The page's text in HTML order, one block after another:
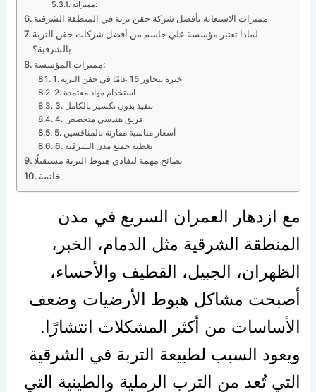
مميزاته:
مميزات الاستعانة بأفضل شركة حقن تربة في المنطقة الشرقية
لماذا تعتبر مؤسسة علي جاسم من أفضل شركات حقن التربة
بالشرقية؟
مميزات المؤسسة:
1. خبرة تتجاوز 15 عامًا في حقن التربة
2. استخدام مواد معتمدة
3. تنفيذ بدون تكسير بالكامل
4. فريق هندسي متخصص
5. أسعار مناسبة مقارنة بالمنافسين
6. تغطية جميع مدن الشرقية
نصائح مهمة لتفادي هبوط التربة مستقبلًا
خاتمة
مع ازدهار العمران السريع في مدن
المنطقة الشرقية مثل الدمام، الخبر،
الظهران، الجبيل، القطيف والأحساء،
أصبحت مشاكل هبوط الأرضيات وضعف
الأساسات من أكثر المشكلات انتشارًا.
ويعود السبب لطبيعة التربة في الشرقية
التي تُعد من الترب الرملية والطينية التي